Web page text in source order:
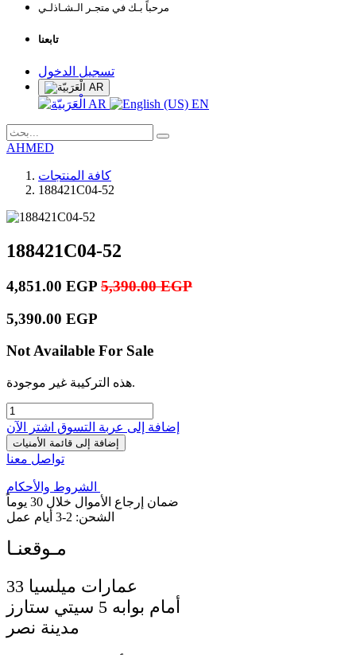
مرحباً بـك في متجـر الـشـاذلـي
تابعنا
تسجيل الدخول
AR
AR EN
AHMED
كافة المنتجات
188421C04-52
188421C04-52
4,851.00 EGP 5,390.00EGP
5,390.00 EGP
Not Available For Sale
هذه التركيبة غير موجودة.
إضافة إلى عربة التسوق اشترِ الآن
إضافة إلى قائمة الأمنيات
تواصل معنا
الشروط والأحكام
ضمان إرجاع الأموال خلال 30 يوماً
الشحن: 2-3 أيام عمل
أمام بوابه 5 سيتي ستارز
مدينة نصر